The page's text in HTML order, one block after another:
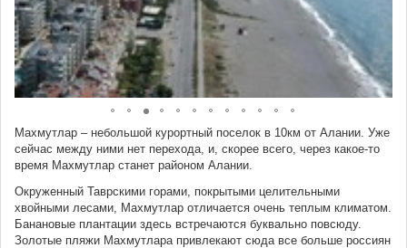
Махмутлар – небольшой курортный поселок в 10км от Алании. Уже
сейчас между ними нет перехода, и, скорее всего, через какое-то
время Махмутлар станет районом Алании.
Окруженный Таврскими горами, покрытыми целительными
хвойными лесами, Махмутлар отличается очень теплым климатом.
Банановые плантации здесь встречаются буквально повсюду.
Золотые пляжи Махмутлара привлекают сюда все больше россиян